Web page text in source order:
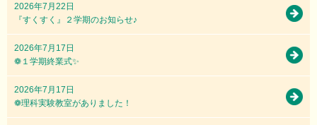
2026年7月22日
『すくすく』２学期のお知らせ♪
2026年7月17日
❁１学期終業式✨
2026年7月17日
❁理科実験教室がありました！